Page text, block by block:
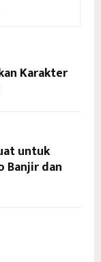
Karakter
untuk
Banjir dan